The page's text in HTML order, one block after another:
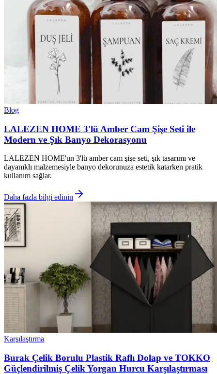
Blog
LALEZEN HOME 3'lü Amber Cam Şişe Seti ile
Modern ve Şık Banyo Dekorasyonu
LALEZEN HOME'un 3'lü amber cam şişe seti, şık tasarımı ve
dayanıklı malzemesiyle banyo dekorunuza estetik katarken pratik
kullanım sağlar.
Daha fazla bilgi edinin
Karşılaştırma
Burak Çelik Borulu Plastik Raflı Dolap ve TOKKO
Güçlendirilmiş Çelik Yorgan Hurcu Karşılaştırması